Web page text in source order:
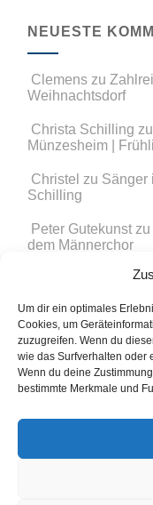
Um dir ein optimales
Cookies, um
zuzugreifen. Wenn du
wie das Surfverhalten oder
Wenn du deine
bestimmte Merkmale und
NEUESTE
Clemens zu
Weihnachtsdorf
Christa Schilling zu
Münzesheim |
Christel zu Sänger
Schilling
Peter Gutekunst zu
dem Männerchor
zu
© 2015 Sängerbund